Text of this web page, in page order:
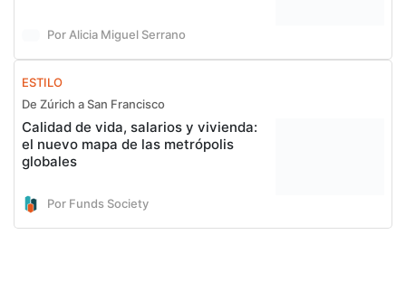
Por Alicia Miguel Serrano
ESTILO
De Zúrich a San Francisco
Calidad de vida, salarios y vivienda:
el nuevo mapa de las metrópolis
globales
Por Funds Society